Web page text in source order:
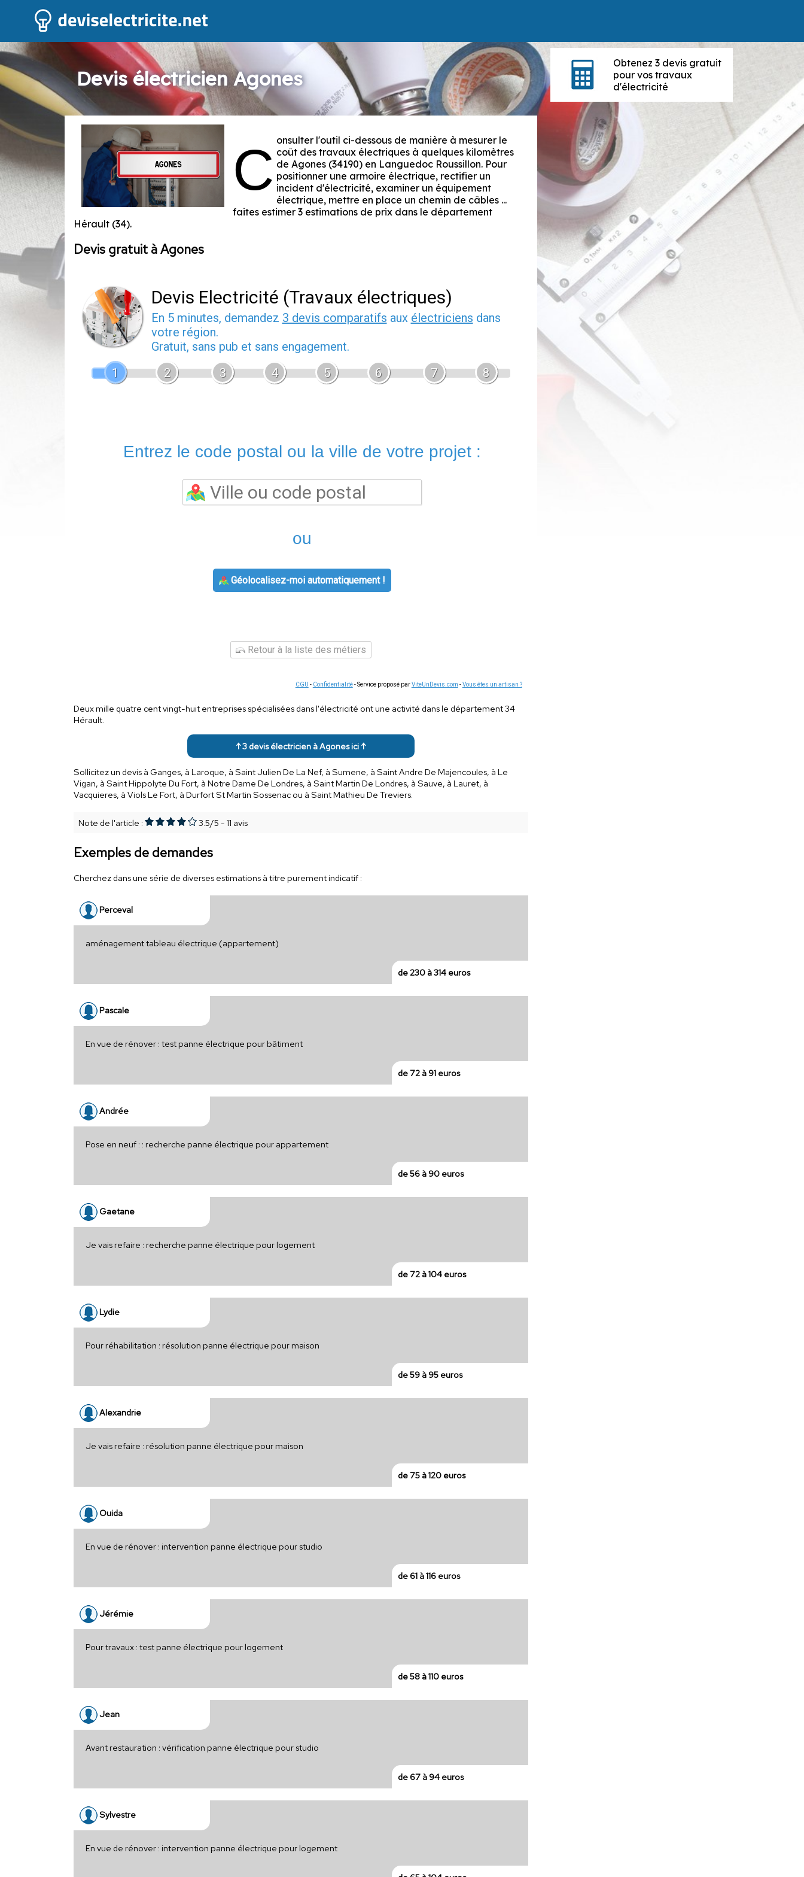
Devis électricien Agones
C onsulter l'outil ci-dessous de manière à mesurer le
coût des travaux électriques à quelques kilomètres
de Agones (34190) en Languedoc Roussillon. Pour
positionner une armoire électrique, rectifier un
incident d'électricité, examiner un équipement
électrique, mettre en place un chemin de câbles ...
faites estimer 3 estimations de prix dans le département
Hérault (34).
Devis gratuit à Agones
Devis Electricité (Travaux électriques)
En 5 minutes, demandez 3 devis comparatifs aux électriciens dans
votre région.
Gratuit, sans pub et sans engagement.
1
2 3 4 5 6 7 8
Entrez le code postal ou la ville de votre projet :
ou
Géolocalisez-moi automatiquement !
Retour à la liste des métiers
CGU - Confidentialité- Service proposé parViteUnDevis.com -Vous êtes un artisan ?
Deux mille quatre cent vingt-huit entreprises spécialisées dans l'électricité ont une activité dans le département 34
Hérault.
↑ 3 devis électricien à Agones ici ↑
Sollicitez un devis à Ganges, à Laroque, à Saint Julien De La Nef, à Sumene, à Saint Andre De Majencoules, à Le
Vigan, à Saint Hippolyte Du Fort, à Notre Dame De Londres, à Saint Martin De Londres, à Sauve, à Lauret, à
Vacquieres, à Viols Le Fort, à Durfort St Martin Sossenac ou à Saint Mathieu De Treviers.
Note de l'article : 3.5/5 - 11 avis
Exemples de demandes
Cherchez dans une série de diverses estimations à titre purement indicatif :
Perceval
aménagement tableau électrique (appartement)
de 230 à 314 euros
Pascale
En vue de rénover : test panne électrique pour bâtiment
de 72 à 91 euros
Andrée
Pose en neuf : : recherche panne électrique pour appartement
de 56 à 90 euros
Gaetane
Je vais refaire : recherche panne électrique pour logement
de 72 à 104 euros
Lydie
Pour réhabilitation : résolution panne électrique pour maison
de 59 à 95 euros
Alexandrie
Je vais refaire : résolution panne électrique pour maison
de 75 à 120 euros
Ouida
En vue de rénover : intervention panne électrique pour studio
de 61 à 116 euros
Jérémie
Pour travaux : test panne électrique pour logement
de 58 à 110 euros
Jean
Avant restauration : vérification panne électrique pour studio
de 67 à 94 euros
Sylvestre
En vue de rénover : intervention panne électrique pour logement
Obtenez 3 devis gratuit
pour vos travaux
d'électricité